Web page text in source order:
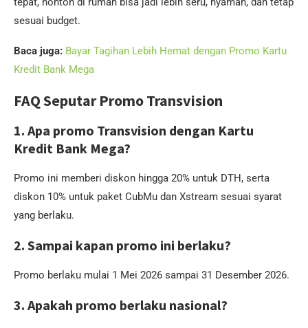
sesuai budget.
Baca juga: Bayar Tagihan Lebih Hemat dengan Promo Kartu
Kredit Bank Mega
FAQ Seputar Promo Transvision
1. Apa promo Transvision dengan Kartu
Kredit Bank Mega?
Promo ini memberi diskon hingga 20% untuk DTH, serta
diskon 10% untuk paket CubMu dan Xstream sesuai syarat
yang berlaku.
2. Sampai kapan promo ini berlaku?
Promo berlaku mulai 1 Mei 2026 sampai 31 Desember 2026.
3. Apakah promo berlaku nasional?